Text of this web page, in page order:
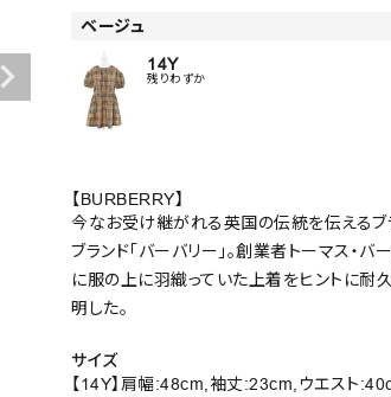
ベージュ
14Y
残りわずか
【BURBERRY】
今なお受け継がれる英国の伝統を伝えるブ
ブランド「バーバリー」。創業者トーマス・
に服の上に羽織っていた上着をヒントに耐
明した。
サイズ
【14Y】肩幅:48cm,袖丈:23cm,ウエスト